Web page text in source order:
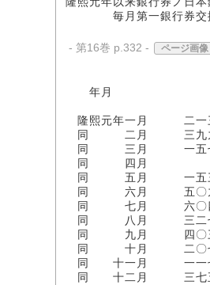
毎月第一銀行券交
- 第16巻 p.332 - ページ画像
年月 金
隆熙元年一月 二一三
同 二月 三九九、
同 三月 一五七、
同 四
同 五月 一五三、
同 六月 五〇九、
同 七月 六〇四、
同 八月 三二七、
同 九月 四〇三、
同 十月 二〇七、
同 十一月 一一七、
同 十二月 三七五、